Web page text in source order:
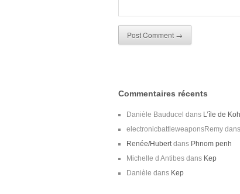
Commentaires récents
Danièle Bauducel dans L’île de
electronicbattleweaponsRemy dans
Renée/Hubertdans Phnom penh
Michelle d Antibes dans Kep
Danièle dans Kep